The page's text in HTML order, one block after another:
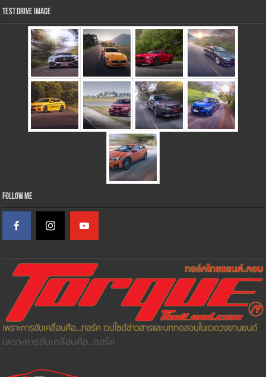
Test Drive Image
Follow Me
เพราะการขับเคลื่อนคือ...ทอร์ค